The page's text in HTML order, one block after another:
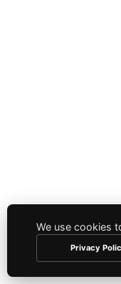
We use cookies
Privacy